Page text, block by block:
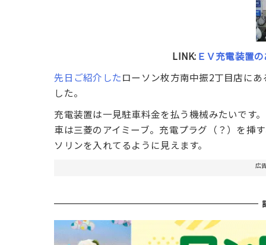
LINK: ＥＶ充電装置
先日ご紹介したローソン枚方南中振2丁目店に
した。
充電装置は一見駐車料金を払う機械みたいです。
車は三菱のアイミーブ。充電プラグ（？）を挿
ソリンを入れてるように見えます。
広